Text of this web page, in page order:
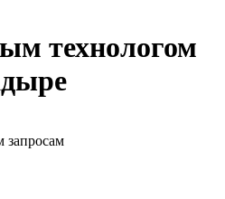
технологом
запросам